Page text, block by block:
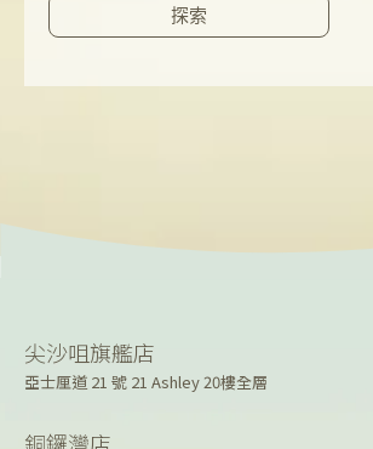
探索
尖沙咀旗艦店
亞士厘道 21 號 21 Ashley 20樓全層